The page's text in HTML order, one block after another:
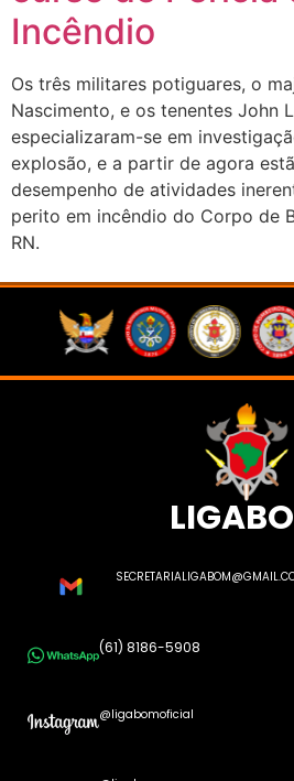
Incêndio
Os três militares potiguares, o
Nascimento, e os tenentes John
especializaram-se em
explosão, e a partir de agora
desempenho de atividades
perito em incêndio do Corpo de
RN.
(61) 8186-5908
@ligabomoficial